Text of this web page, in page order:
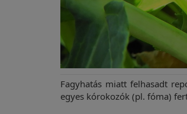
Fagyhatás miatt felhasadt
egyes kórokozók (pl. fóma)